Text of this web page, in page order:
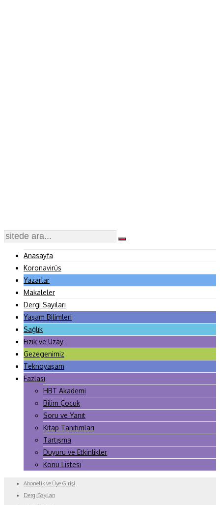
Anasayfa
Koronavirüs
Yazarlar
Makaleler
Dergi Sayıları
Yaşam Bilimleri
Sağlık
Fizik ve Uzay
Gezegenimiz
Teknoyaşam
Fazlası
HBT Akademi
Bilim Çocuk
Soru ve Yanıt
Kitap Tanıtımları
Tartışma
Duyuru ve Etkinlikler
Konu Listesi
Abonelik ve Üye Girişi
Dergi Sayıları